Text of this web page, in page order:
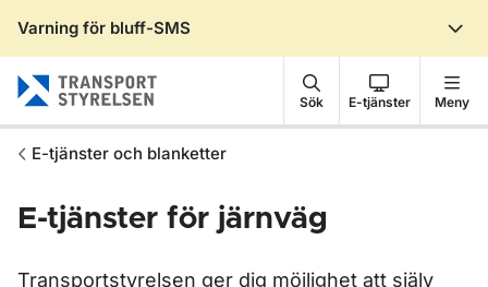
Varning för bluff-SMS
Sök E-tjänster Meny
E-tjänster och blanketter
E-tjänster för järnväg
Transportstyrelsen ger dig möjlighet att själv